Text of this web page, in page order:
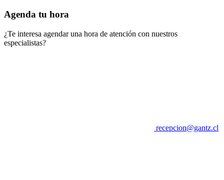
Agenda tu hora
¿Te interesa agendar una hora de atención con nuestros
especialistas?
recepcion@gantz.cl